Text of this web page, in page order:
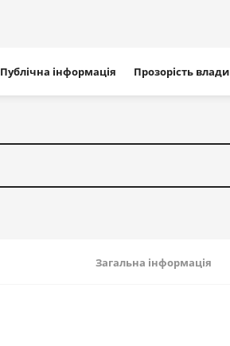
Публічна інформація Прозорість влади
Загальна інформація